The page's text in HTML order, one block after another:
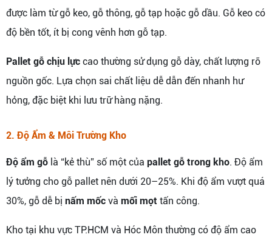
được làm từ gỗ keo, gỗ thông, gỗ tạp hoặc gỗ dầu. Gỗ keo có
độ bền tốt, ít bị cong vênh hơn gỗ tạp.
Pallet gỗ chịu lực cao thường sử dụng gỗ dày, chất lượng rõ
nguồn gốc. Lựa chọn sai chất liệu dễ dẫn đến nhanh hư
hỏng, đặc biệt khi lưu trữ hàng nặng.
2. Độ Ẩm & Môi Trường Kho
Độ ẩm gỗ là “kẻ thù” số một của pallet gỗ trong kho. Độ ẩm
lý tưởng cho gỗ pallet nên dưới 20–25%. Khi độ ẩm vượt quá
30%, gỗ dễ bị nấm mốc và mối mọt tấn công.
Kho tại khu vực TP.HCM và Hóc Môn thường có độ ẩm cao